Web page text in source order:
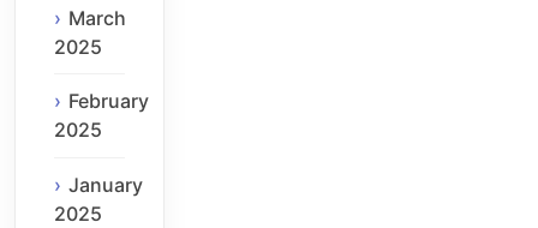
March
2025
February
2025
January
2025